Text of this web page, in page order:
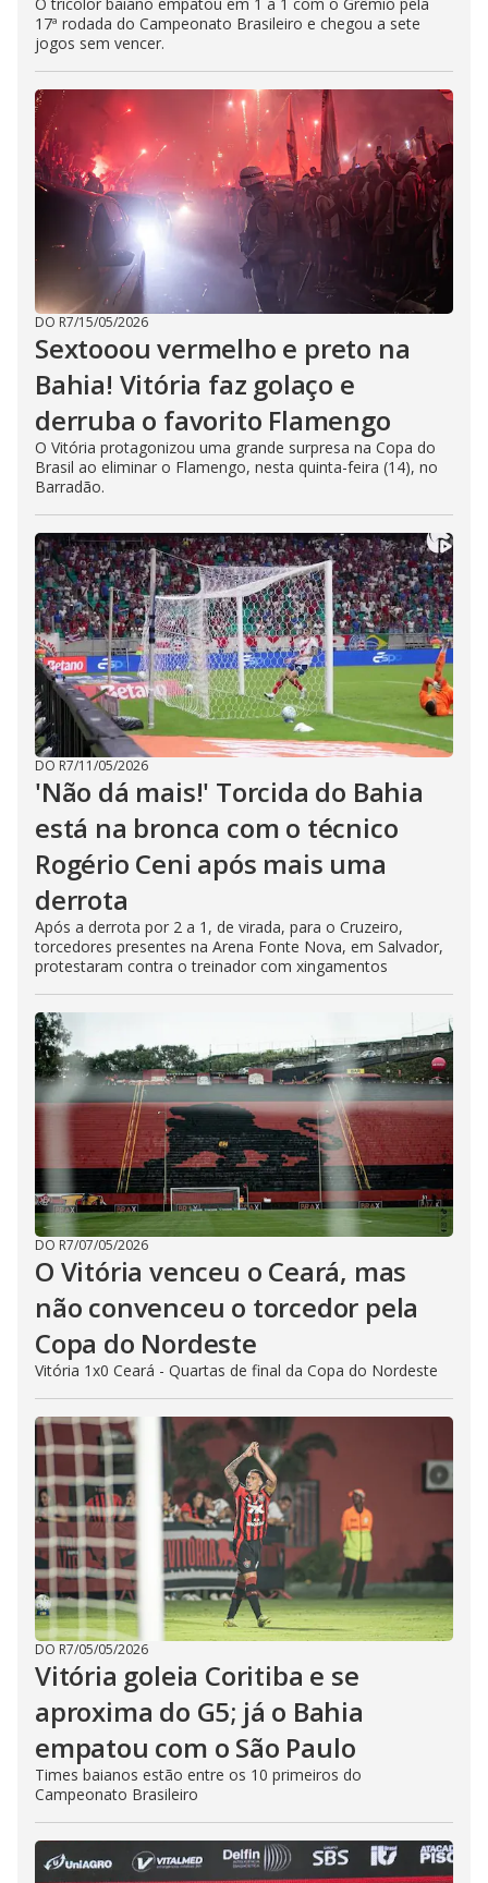
17ª rodada do Campeonato Brasileiro e chegou a sete
jogos sem vencer.
DO R7/15/05/2026
Sextooou vermelho e preto na
Bahia! Vitória faz golaço e
derruba o favorito Flamengo
O Vitória protagonizou uma grande surpresa na Copa do
Brasil ao eliminar o Flamengo, nesta quinta-feira (14), no
Barradão.
DO R7/11/05/2026
'Não dá mais!' Torcida do Bahia
está na bronca com o técnico
Rogério Ceni após mais uma
derrota
Após a derrota por 2 a 1, de virada, para o Cruzeiro,
torcedores presentes na Arena Fonte Nova, em Salvador,
protestaram contra o treinador com xingamentos
DO R7/07/05/2026
O Vitória venceu o Ceará, mas
não convenceu o torcedor pela
Copa do Nordeste
Vitória 1x0 Ceará - Quartas de final da Copa do Nordeste
DO R7/05/05/2026
Vitória goleia Coritiba e se
aproxima do G5; já o Bahia
empatou com o São Paulo
Times baianos estão entre os 10 primeiros do
Campeonato Brasileiro